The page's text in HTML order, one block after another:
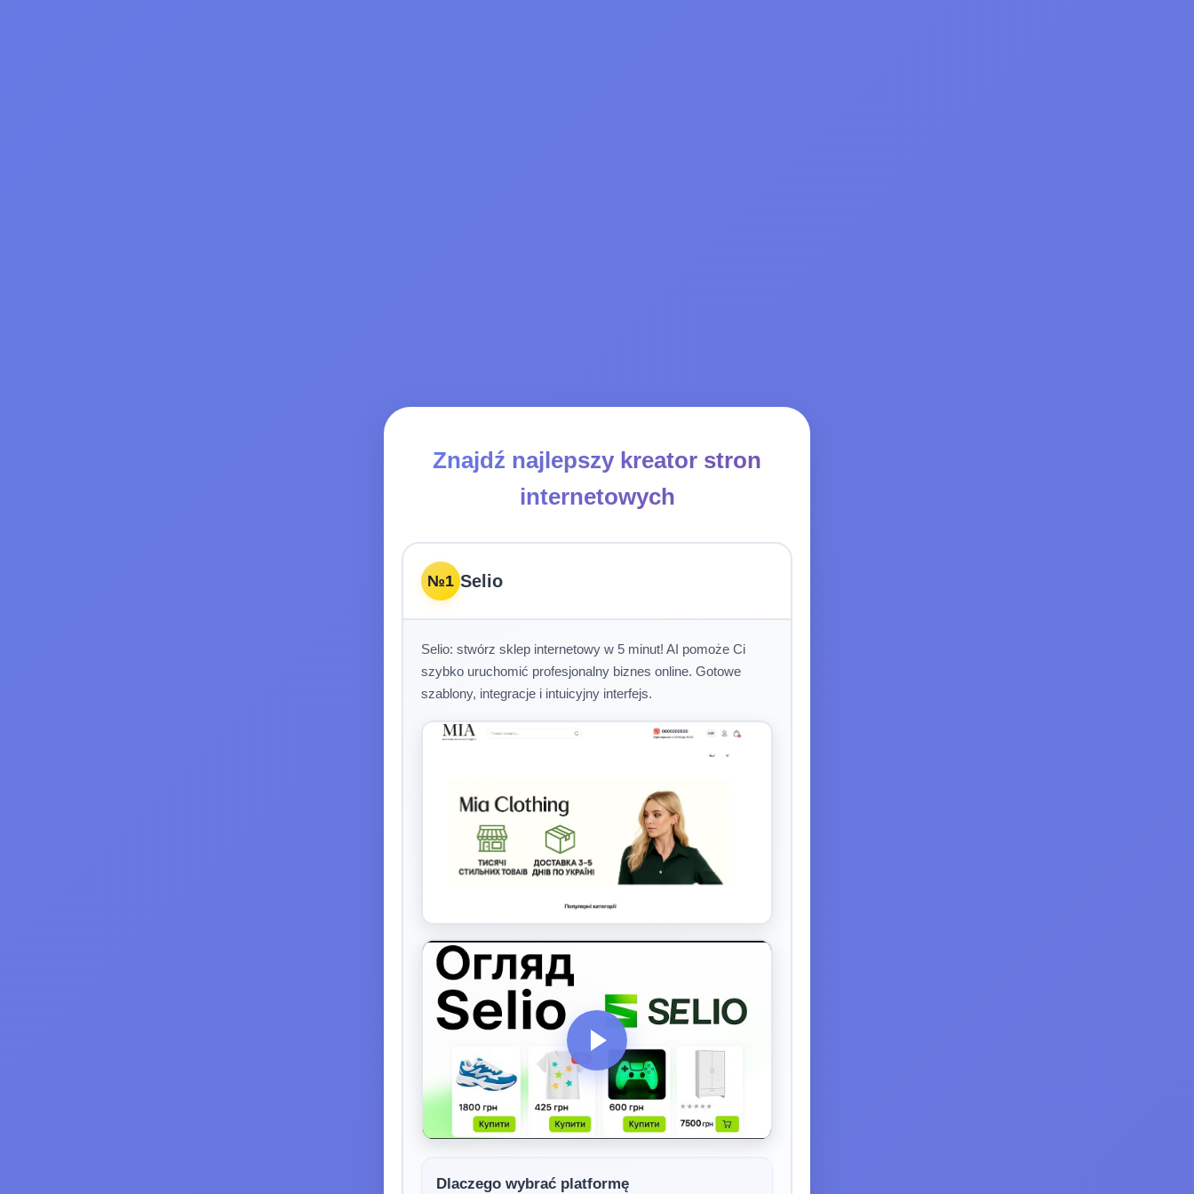
Znajdź najlepszy kreator stron
internetowych
№1 Selio
Selio: stwórz sklep internetowy w 5 minut! AI pomoże Ci
szybko uruchomić profesjonalny biznes online. Gotowe
szablony, integracje i intuicyjny interfejs.
Dlaczego wybrać platformę